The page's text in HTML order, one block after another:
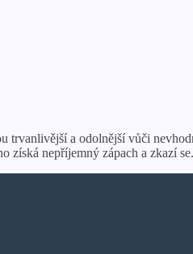
trvanlivější a odolnější vůči
získá nepříjemný zápach a zkazí se.